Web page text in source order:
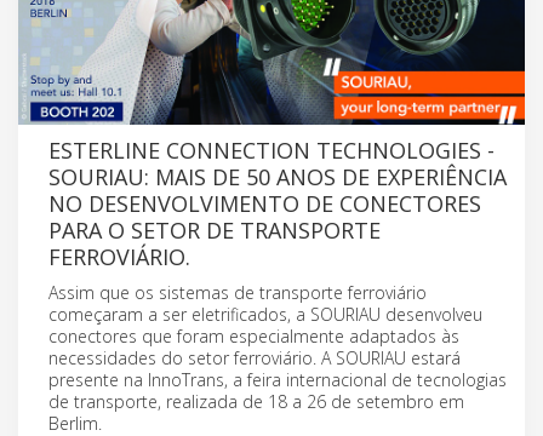
ESTERLINE CONNECTION TECHNOLOGIES -
SOURIAU: MAIS DE 50 ANOS DE EXPERIÊNCIA
NO DESENVOLVIMENTO DE CONECTORES
PARA O SETOR DE TRANSPORTE
FERROVIÁRIO.
Assim que os sistemas de transporte ferroviário
começaram a ser eletrificados, a SOURIAU desenvolveu
conectores que foram especialmente adaptados às
necessidades do setor ferroviário. A SOURIAU estará
presente na InnoTrans, a feira internacional de tecnologias
de transporte, realizada de 18 a 26 de setembro em
Berlim.